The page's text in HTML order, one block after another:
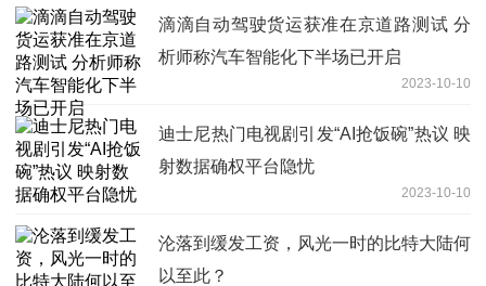
滴滴自动驾驶货运获准在京道路测试 分
析师称汽车智能化下半场已开启
2023-10-10
迪士尼热门电视剧引发“AI抢饭碗”热议 映
射数据确权平台隐忧
2023-10-10
沦落到缓发工资，风光一时的比特大陆何
以至此？